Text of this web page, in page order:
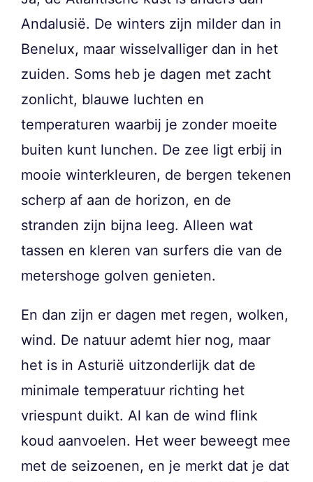
Andalusië. De winters zijn milder dan in
Benelux, maar wisselvalliger dan in het
zuiden. Soms heb je dagen met zacht
zonlicht, blauwe luchten en
temperaturen waarbij je zonder moeite
buiten kunt lunchen. De zee ligt erbij in
mooie winterkleuren, de bergen tekenen
scherp af aan de horizon, en de
stranden zijn bijna leeg. Alleen wat
tassen en kleren van surfers die van de
metershoge golven genieten.
En dan zijn er dagen met regen, wolken,
wind. De natuur ademt hier nog, maar
het is in Asturië uitzonderlijk dat de
minimale temperatuur richting het
vriespunt duikt. Al kan de wind flink
koud aanvoelen. Het weer beweegt mee
met de seizoenen, en je merkt dat je dat